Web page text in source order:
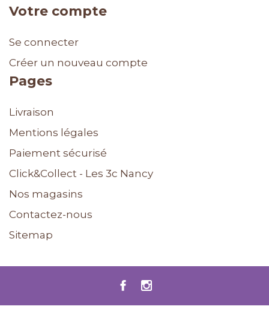
Votre compte
Se connecter
Créer un nouveau compte
Pages
Livraison
Mentions légales
Paiement sécurisé
Click&Collect - Les 3c Nancy
Nos magasins
Contactez-nous
Sitemap